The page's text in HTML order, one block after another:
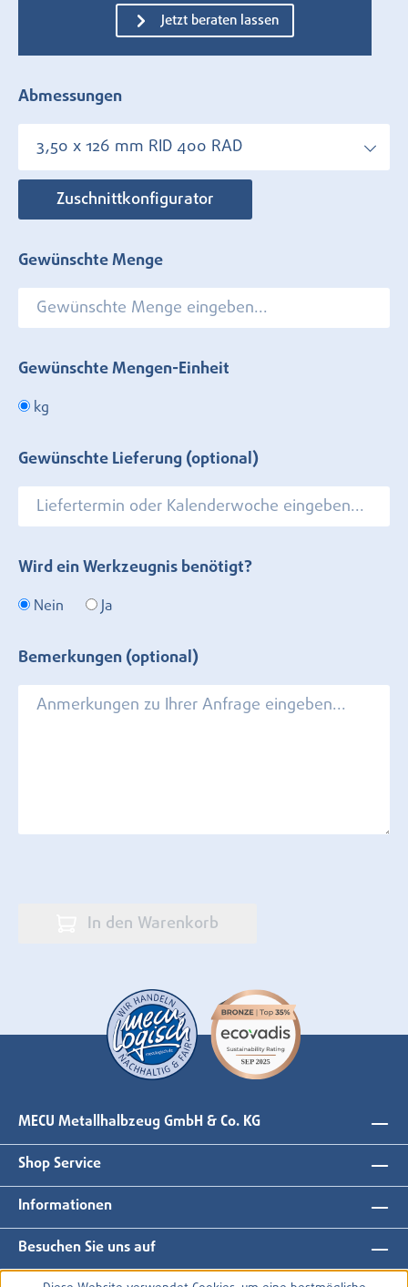
Jetzt beraten lassen
Abmessungen
3,50 x 126 mm RID 400 RAD
Zuschnittkonfigurator
Gewünschte Menge
Gewünschte Mengen-Einheit
kg
Gewünschte Lieferung (optional)
Wird ein Werkzeugnis benötigt?
Nein Ja
Bemerkungen (optional)
In den Warenkorb
MECU Metallhalbzeug GmbH & Co. KG
Shop Service
Informationen
Besuchen Sie uns auf